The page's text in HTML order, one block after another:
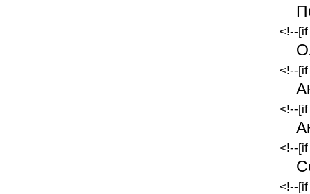
<!--
<!--
<!--
<!--
<!--